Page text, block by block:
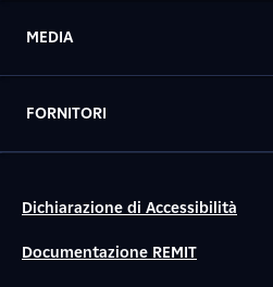
MEDIA
FORNITORI
Dichiarazione di Accessibilità
Documentazione REMIT